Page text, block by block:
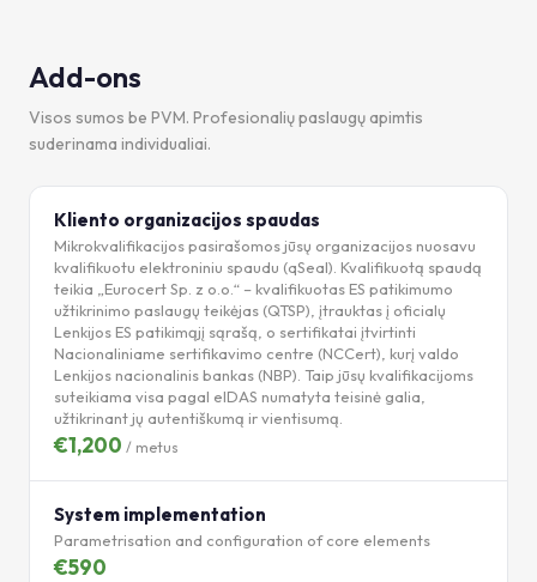
Add-ons
Visos sumos be PVM. Profesionalių paslaugų apimtis
suderinama individualiai.
Kliento organizacijos spaudas
Mikrokvalifikacijos pasirašomos jūsų organizacijos nuosavu
kvalifikuotu elektroniniu spaudu (qSeal). Kvalifikuotą spaudą
teikia „Eurocert Sp. z o.o.“ – kvalifikuotas ES patikimumo
užtikrinimo paslaugų teikėjas (QTSP), įtrauktas į oficialų
Lenkijos ES patikimąjį sąrašą, o sertifikatai įtvirtinti
Nacionaliniame sertifikavimo centre (NCCert), kurį valdo
Lenkijos nacionalinis bankas (NBP). Taip jūsų kvalifikacijoms
suteikiama visa pagal eIDAS numatyta teisinė galia,
užtikrinant jų autentiškumą ir vientisumą.
€1,200 / metus
System implementation
Parametrisation and configuration of core elements
€590